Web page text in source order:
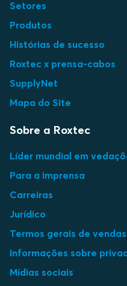
Setores
Produtos
Histórias de sucesso
Roxtec x prensa-cabos
SupplyNet
Mapa do Site
Sobre a Roxtec
Líder mundial em
Para a imprensa
Carreiras
Jurídico
Termos gerais de vendas
Informações sobre
Mídias sociais